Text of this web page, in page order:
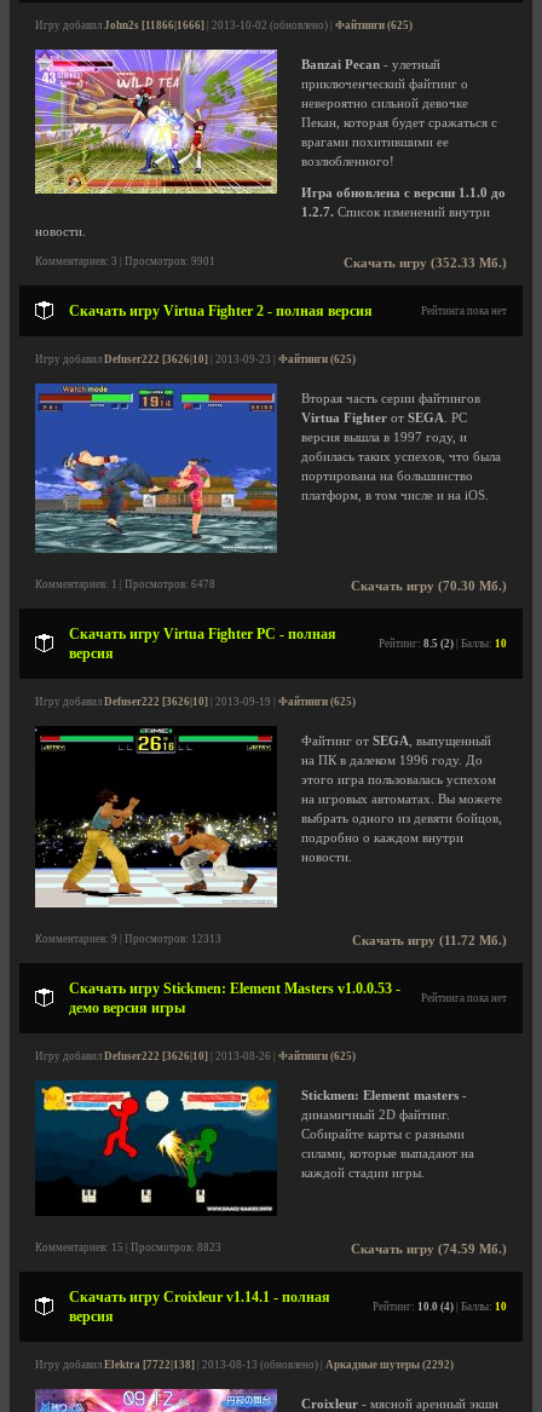
Игру добавил John2s [11866|1666] | 2013-10-02 (обновлено) | Файтинги (625)
Banzai Pecan - улетный
приключенческий файтинг о
невероятно сильной девочке
Пекан, которая будет сражаться с
врагами похитившими ее
возлюбленного!
Игра обновлена с версии 1.1.0 до
1.2.7. Список изменений внутри
новости.
Скачать игру (352.33 Мб.)
Комментариев: 3 | Просмотров: 9901
Скачать игру Virtua Fighter 2 - полная версия Рейтинга пока нет
Игру добавил Defuser222 [3626|10] | 2013-09-23 | Файтинги (625)
Вторая часть серии файтингов
Virtua Fighter от SEGA . PC
версия вышла в 1997 году, и
добилась таких успехов, что была
портирована на большинство
платформ, в том числе и на iOS.
Скачать игру (70.30 Мб.)
Комментариев: 1 | Просмотров: 6478
Скачать игру Virtua Fighter PC - полная
версия
Рейтинг: 8.5 (2) | Баллы: 10
Игру добавил Defuser222 [3626|10] | 2013-09-19 | Файтинги (625)
Файтинг от SEGA , выпущенный
на ПК в далеком 1996 году. До
этого игра пользовалась успехом
на игровых автоматах. Вы можете
выбрать одного из девяти бойцов,
подробно о каждом внутри
новости.
Скачать игру (11.72 Мб.)
Комментариев: 9 | Просмотров: 12313
Скачать игру Stickmen: Element Masters v1.0.0.53 -
демо версия игры
Рейтинга пока нет
Игру добавил Defuser222 [3626|10] | 2013-08-26 | Файтинги (625)
Stickmen: Element masters -
динамичный 2D файтинг.
Собирайте карты с разными
силами, которые выпадают на
каждой стадии игры.
Скачать игру (74.59 Мб.)
Комментариев: 15 | Просмотров: 8823
Скачать игру Croixleur v1.14.1 - полная
версия
Рейтинг: 10.0 (4) | Баллы: 10
Игру добавил Elektra [7722|138] | 2013-08-13 (обновлено) | Аркадные шутеры (2292)
Croixleur - мясной аренный экшн